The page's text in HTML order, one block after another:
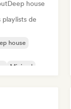
Deep house
playlists de
house
Minimal